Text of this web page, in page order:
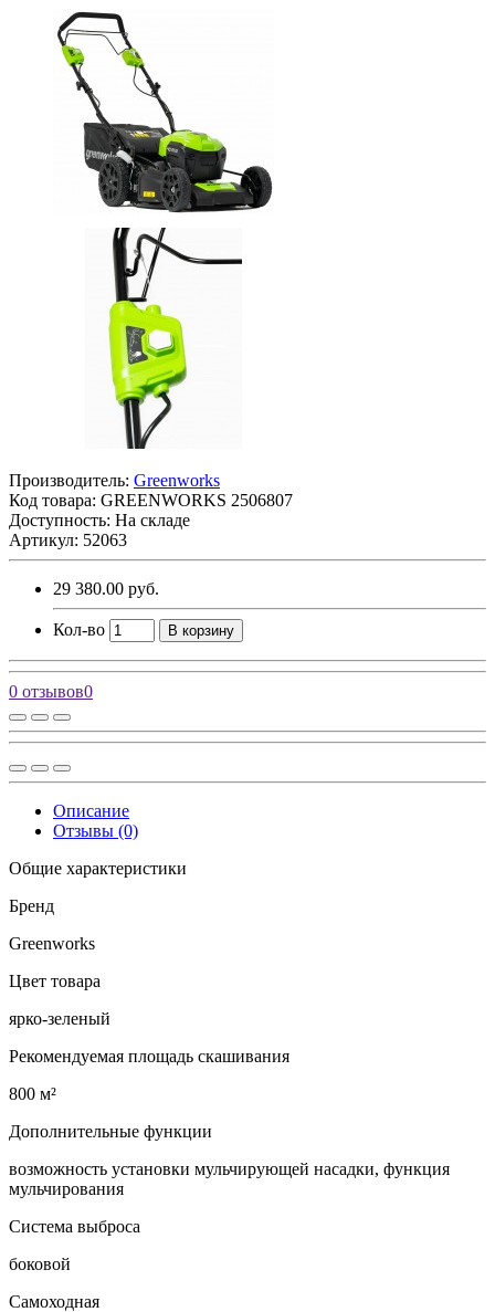
Производитель: Greenworks
Код товара: GREENWORKS 2506807
Доступность: На складе
Артикул: 52063
29 380.00 руб.
Кол-во В корзину
0 отзывов0
Описание
Отзывы (0)
Общие характеристики
Бренд
Greenworks
Цвет товара
ярко-зеленый
Рекомендуемая площадь скашивания
800 м²
Дополнительные функции
возможность установки мульчирующей насадки, функция
мульчирования
Система выброса
боковой
Самоходная